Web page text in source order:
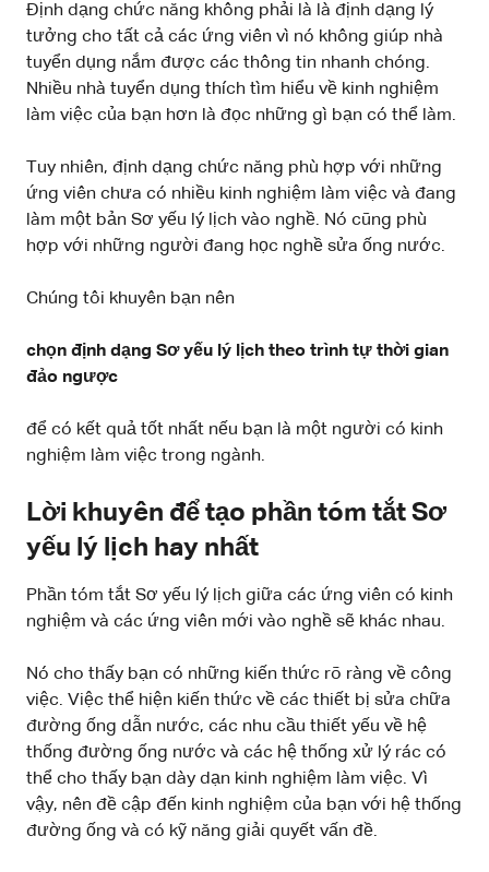
Định dạng chức năng không phải là là định dạng lý
tưởng cho tất cả các ứng viên vì nó không giúp nhà
tuyển dụng nắm được các thông tin nhanh chóng.
Nhiều nhà tuyển dụng thích tìm hiểu về kinh nghiệm
làm việc của bạn hơn là đọc những gì bạn có thể làm.
Tuy nhiên, định dạng chức năng phù hợp với những
ứng viên chưa có nhiều kinh nghiệm làm việc và đang
làm một bản Sơ yếu lý lịch vào nghề. Nó cũng phù
hợp với những người đang học nghề sửa ống nước.
Chúng tôi khuyên bạn nên
chọn định dạng Sơ yếu lý lịch theo trình tự thời gian
đảo ngược
để có kết quả tốt nhất nếu bạn là một người có kinh
nghiệm làm việc trong ngành.
Lời khuyên để tạo phần tóm tắt Sơ
yếu lý lịch hay nhất
Phần tóm tắt Sơ yếu lý lịch giữa các ứng viên có kinh
nghiệm và các ứng viên mới vào nghề sẽ khác nhau.
Nó cho thấy bạn có những kiến thức rõ ràng về công
việc. Việc thể hiện kiến ​​thức về các thiết bị sửa chữa
đường ống dẫn nước, các nhu cầu thiết yếu về hệ
thống đường ống nước và các hệ thống xử lý rác có
thể cho thấy bạn dày dạn kinh nghiệm làm việc. Vì
vậy, nên đề cập đến kinh nghiệm của bạn với hệ thống
đường ống và có kỹ năng giải quyết vấn đề.